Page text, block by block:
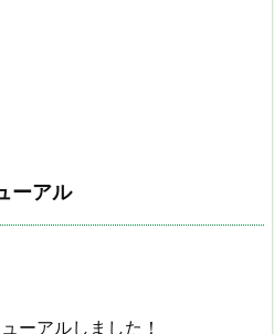
ーアル
ーアルしました！